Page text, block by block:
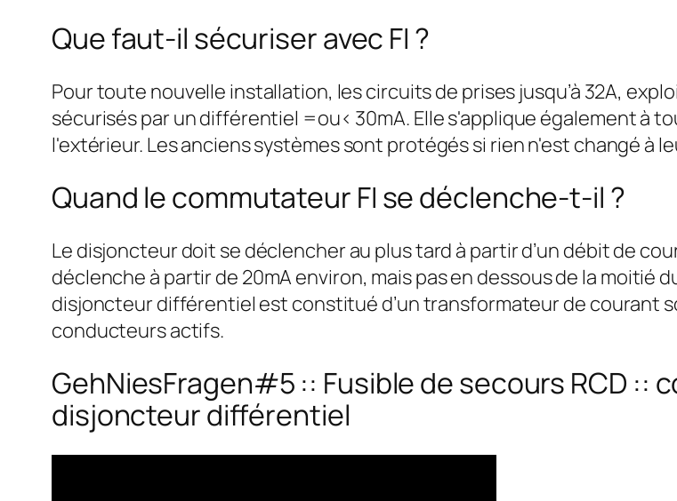
Que faut-il sécuriser avec FI ?
Pour toute nouvelle installation, les circuits de prises jusqu’à 32A,
sécurisés par un différentiel =ou< 30mA. Elle s'applique également à
l'extérieur. Les anciens systèmes sont protégés si rien n'est changé à
Quand le commutateur FI se déclenche-t-il ?
Le disjoncteur doit se déclencher au plus tard à partir d’un débit de
déclenche à partir de 20mA environ, mais pas en dessous de la moitié
disjoncteur différentiel est constitué d’un transformateur de courant
conducteurs actifs.
GehNiesFragen#5 :: Fusible de secours RCD ::
disjoncteur différentiel